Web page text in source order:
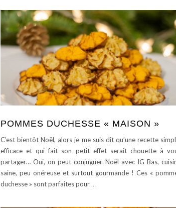
POMMES DUCHESSE « MAISON »
C’est bientôt Noël, alors je me suis dit qu’une recette
efficace et qui fait son petit effet serait chouette à
partager… Oui, on peut conjuguer Noël avec IG Bas,
saine, peu onéreuse et surtout gourmande ! Ces «
duchesse » sont parfaites pour …